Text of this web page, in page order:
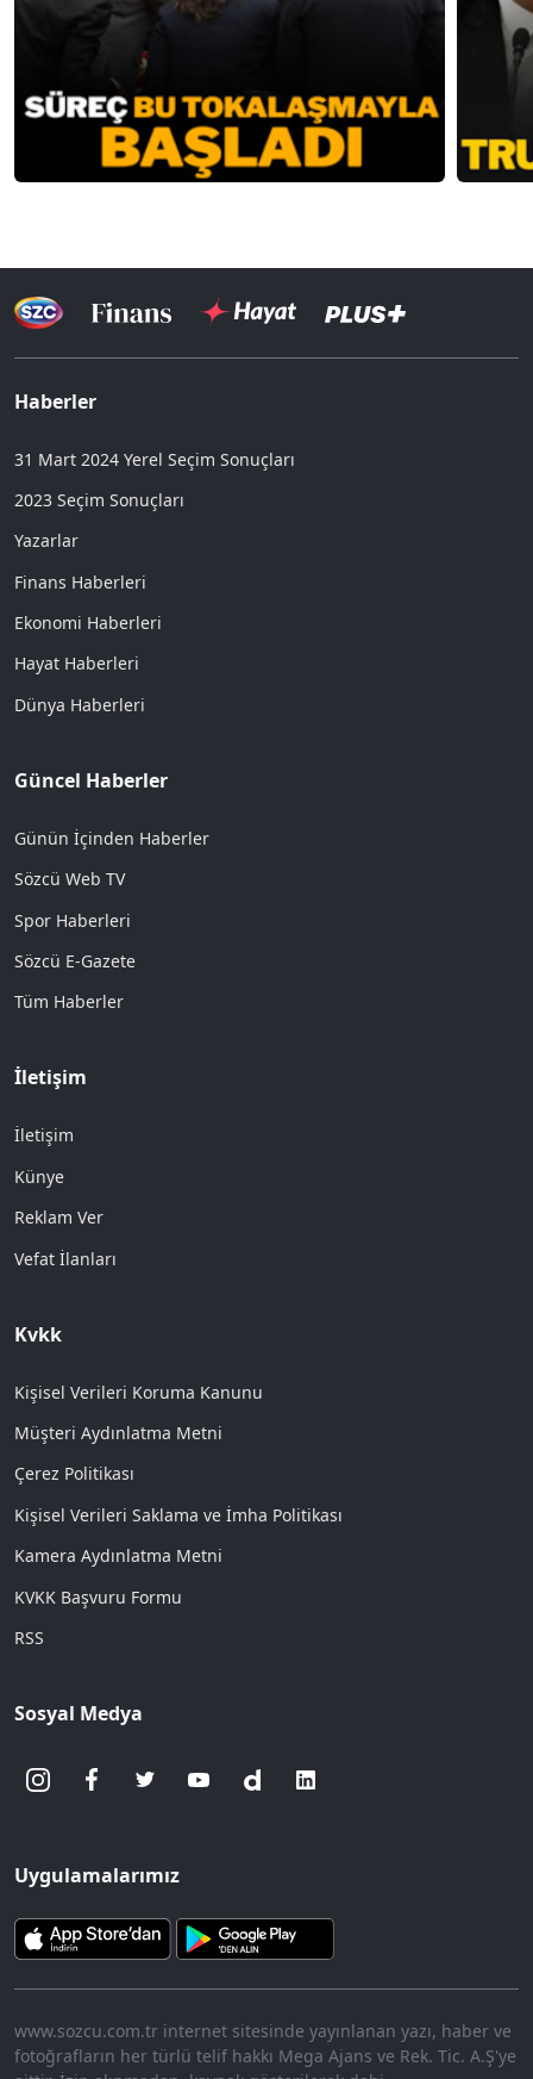
Haberler
31 Mart 2024 Yerel Seçim Sonuçları
2023 Seçim Sonuçları
Yazarlar
Finans Haberleri
Ekonomi Haberleri
Hayat Haberleri
Dünya Haberleri
Güncel Haberler
Günün İçinden Haberler
Sözcü Web TV
Spor Haberleri
Sözcü E-Gazete
Tüm Haberler
İletişim
İletişim
Künye
Reklam Ver
Vefat İlanları
Kvkk
Kişisel Verileri Koruma Kanunu
Müşteri Aydınlatma Metni
Çerez Politikası
Kişisel Verileri Saklama ve İmha Politikası
Kamera Aydınlatma Metni
KVKK Başvuru Formu
RSS
Sosyal Medya
Uygulamalarımız
www.sozcu.com.tr internet sitesinde yayınlanan yazı, haber ve
fotoğrafların her türlü telif hakkı Mega Ajans ve Rek. Tic. A.Ş'ye